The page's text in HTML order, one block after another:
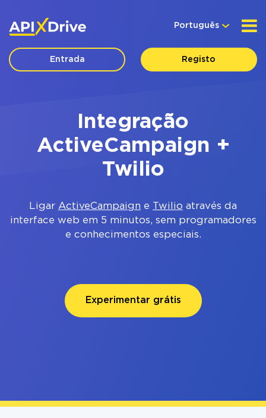
Português
Entrada Registo
Integração
ActiveCampaign +
Twilio
Ligar ActiveCampaign e Twilio através da
interface web em 5 minutos, sem programadores
e conhecimentos especiais.
Experimentar grátis